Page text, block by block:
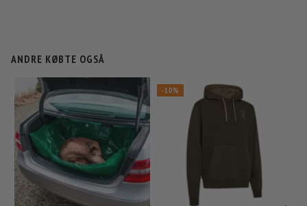
ANDRE KØBTE OGSÅ
-10%